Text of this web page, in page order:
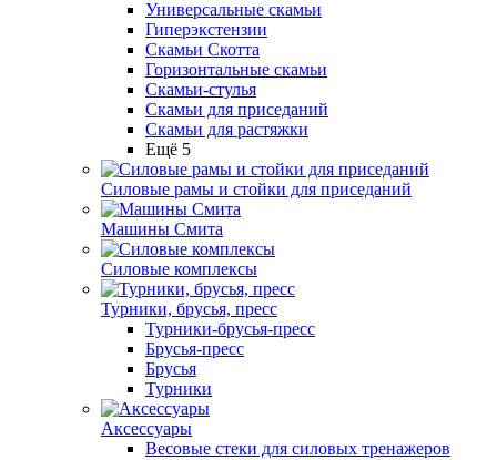
Универсальные скамьи
Гиперэкстензии
Скамьи Скотта
Горизонтальные скамьи
Скамьи-стулья
Скамьи для приседаний
Скамьи для растяжки
Ещё 5
Силовые рамы и стойки для приседаний
Машины Смита
Силовые комплексы
Турники, брусья, пресс
Турники-брусья-пресс
Брусья-пресс
Брусья
Турники
Аксессуары
Весовые стеки для силовых тренажеров